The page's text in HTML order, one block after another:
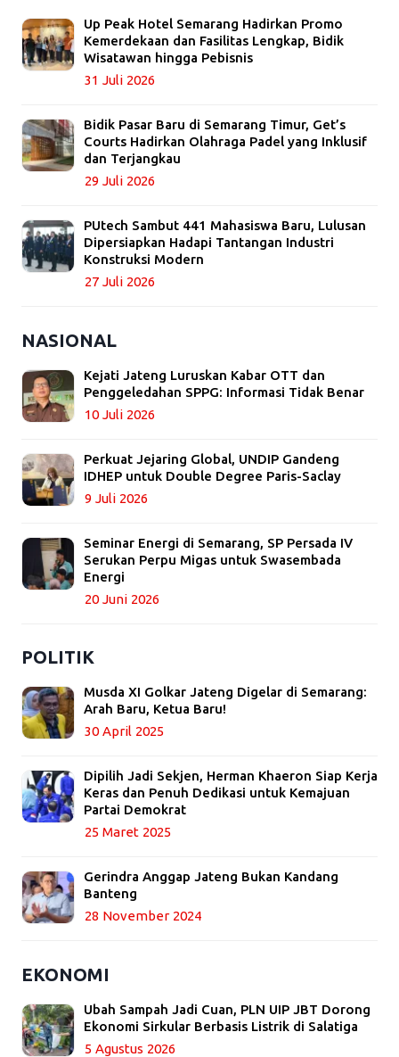
Up Peak Hotel Semarang Hadirkan Promo
Kemerdekaan dan Fasilitas Lengkap, Bidik
Wisatawan hingga Pebisnis
31 Juli 2026
Bidik Pasar Baru di Semarang Timur, Get’s
Courts Hadirkan Olahraga Padel yang Inklusif
dan Terjangkau
29 Juli 2026
PUtech Sambut 441 Mahasiswa Baru, Lulusan
Dipersiapkan Hadapi Tantangan Industri
Konstruksi Modern
27 Juli 2026
NASIONAL
Kejati Jateng Luruskan Kabar OTT dan
Penggeledahan SPPG: Informasi Tidak Benar
10 Juli 2026
Perkuat Jejaring Global, UNDIP Gandeng
IDHEP untuk Double Degree Paris-Saclay
9 Juli 2026
Seminar Energi di Semarang, SP Persada IV
Serukan Perpu Migas untuk Swasembada
Energi
20 Juni 2026
POLITIK
Musda XI Golkar Jateng Digelar di Semarang:
Arah Baru, Ketua Baru!
30 April 2025
Dipilih Jadi Sekjen, Herman Khaeron Siap Kerja
Keras dan Penuh Dedikasi untuk Kemajuan
Partai Demokrat
25 Maret 2025
Gerindra Anggap Jateng Bukan Kandang
Banteng
28 November 2024
EKONOMI
Ubah Sampah Jadi Cuan, PLN UIP JBT Dorong
Ekonomi Sirkular Berbasis Listrik di Salatiga
5 Agustus 2026